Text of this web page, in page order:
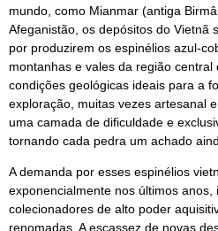
mundo, como Mianmar (antiga
Afeganistão, os depósitos do Vietnã
por produzirem os espinélios azul-
montanhas e vales da região central
condições geológicas ideais para a
exploração, muitas vezes artesanal
uma camada de dificuldade e
tornando cada pedra um achado
A demanda por esses espinélios
exponencialmente nos últimos anos,
colecionadores de alto poder
renomadas. A escassez de novas